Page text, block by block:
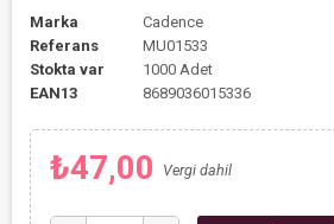
Marka
Cadence
Referans
MU01533
Stokta var
1000 Adet
EAN13
8689036015336
₺47,00 Vergi dahil